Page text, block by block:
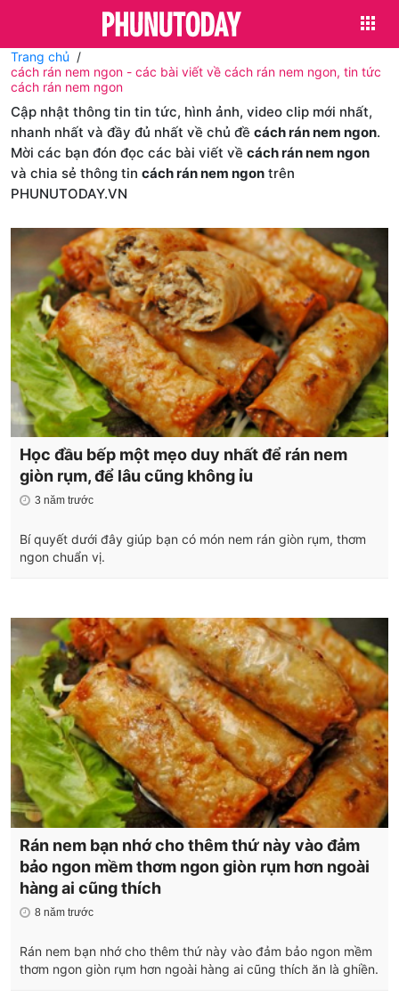
Trang chủ
cách rán nem ngon - các bài viết về cách rán nem ngon, tin tức
cách rán nem ngon
Cập nhật thông tin tin tức, hình ảnh, video clip mới nhất,
nhanh nhất và đầy đủ nhất về chủ đề cách rán nem ngon.
Mời các bạn đón đọc các bài viết về cách rán nem ngon
và chia sẻ thông tin cách rán nem ngon trên
PHUNUTODAY.VN
Học đầu bếp một mẹo duy nhất để rán nem
giòn rụm, để lâu cũng không ỉu
3 năm trước
Bí quyết dưới đây giúp bạn có món nem rán giòn rụm, thơm
ngon chuẩn vị.
Rán nem bạn nhớ cho thêm thứ này vào đảm
bảo ngon mềm thơm ngon giòn rụm hơn ngoài
hàng ai cũng thích
8 năm trước
Rán nem bạn nhớ cho thêm thứ này vào đảm bảo ngon mềm
thơm ngon giòn rụm hơn ngoài hàng ai cũng thích ăn là ghiền.